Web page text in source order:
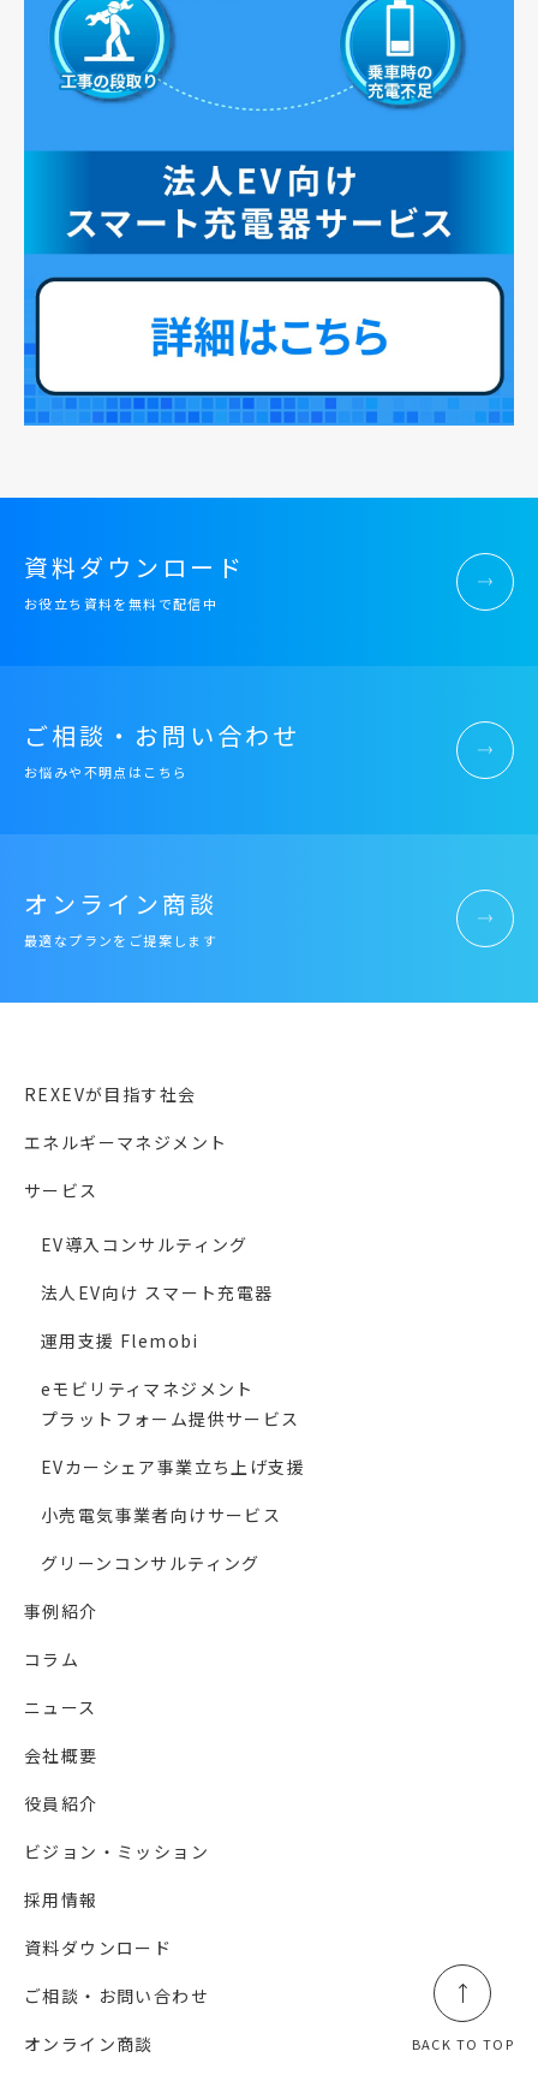
資料ダウンロード
お役立ち資料を無料で配信中
ご相談・お問い合わせ
お悩みや不明点はこちら
オンライン商談
最適なプランをご提案します
REXEVが目指す社会
エネルギーマネジメント
サービス
EV導入コンサルティング
法人EV向け スマート充電器
運用支援 Flemobi
eモビリティマネジメント
プラットフォーム提供サービス
EVカーシェア事業立ち上げ支援
小売電気事業者向けサービス
グリーンコンサルティング
事例紹介
コラム
ニュース
会社概要
役員紹介
ビジョン・ミッション
採用情報
資料ダウンロード
ご相談・お問い合わせ
オンライン商談
BACK TO TOP